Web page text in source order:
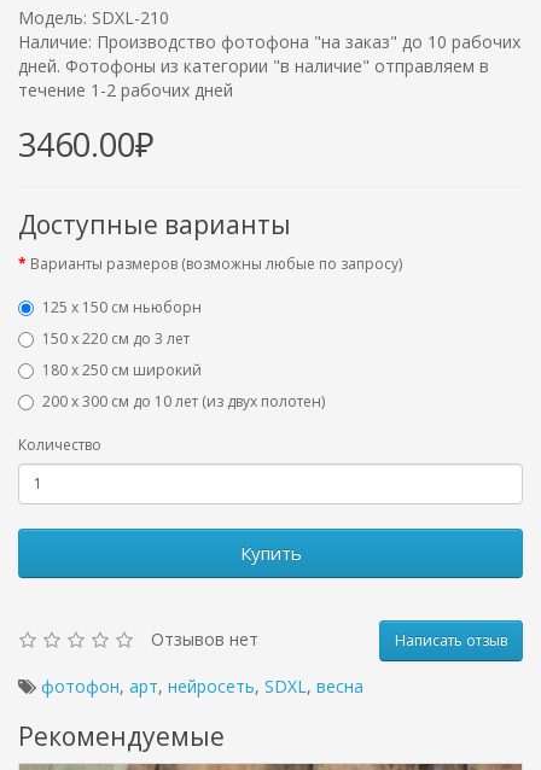
Модель: SDXL-210
Наличие: Производство фотофона "на заказ" до 10 рабочих
дней. Фотофоны из категории "в наличие" отправляем в
течение 1-2 рабочих дней
3460.00₽
Доступные варианты
Варианты размеров (возможны любые по запросу)
125 x 150 см ньюборн
150 х 220 см до 3 лет
180 х 250 см широкий
200 х 300 см до 10 лет (из двух полотен)
Количество
Купить
Отзывов нет Написать отзыв
фотофон, арт, нейросеть, SDXL , весна
Рекомендуемые